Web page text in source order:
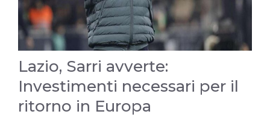
Lazio, Sarri avverte:
Investimenti necessari per il
ritorno in Europa